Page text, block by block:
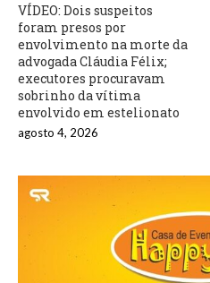
VÍDEO: Dois suspeitos
foram presos por
envolvimento na morte da
advogada Cláudia Félix;
executores procuravam
sobrinho da vítima
envolvido em estelionato
agosto 4, 2026